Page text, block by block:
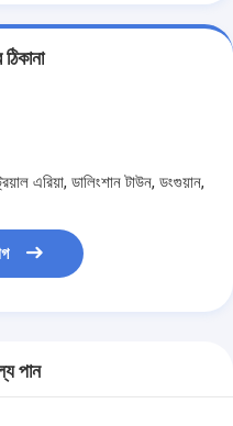
এরিয়া, ডালিংশান টাউন, ডংগুয়ান,
পান